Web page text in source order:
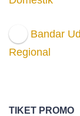
Bandar
Regional
TIKET PROMO